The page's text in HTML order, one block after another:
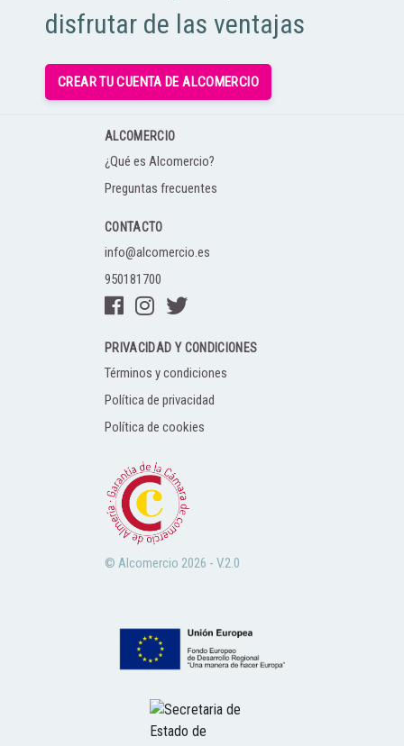
disfrutar de las ventajas
CREAR TU CUENTA DE ALCOMERCIO
© Alcomercio 2026 - V.2.0
ALCOMERCIO
¿Qué es Alcomercio?
Preguntas frecuentes
CONTACTO
info@alcomercio.es
950181700
PRIVACIDAD Y CONDICIONES
Términos y condiciones
Política de privacidad
Política de cookies